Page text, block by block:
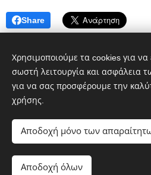
Share
google.com, pub-
Χρησιμοποιούμε τα cookies για
σωστή λειτουργία και ασφάλεια
για να σας προσφέρουμε την
χρήσης.
Αποδοχή μόνο των
Αποδοχή όλων